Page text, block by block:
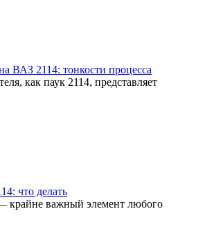
ВАЗ 2114: тонкости процесса
как паук 2114, представляет
что делать
крайне важный элемент любого